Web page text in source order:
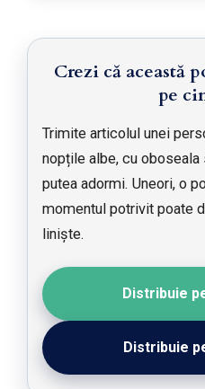
Crezi că această
pe
Trimite articolul unei
nopțile albe, cu oboseala
putea adormi. Uneori, o
momentul potrivit poate
liniște.
Distribuie
Distribuie